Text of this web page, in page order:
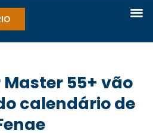
55+ vão
calendário de